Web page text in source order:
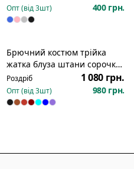
Опт (від3шт) 400 грн.
Брючний костюм трійка
жатка блуза штани сорочка
дівчина 765
Роздріб 1 080 грн.
Опт (від3шт) 980 грн.